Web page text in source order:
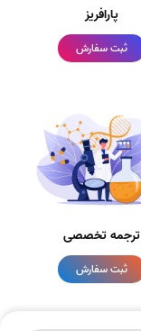
پارافریز
ثبت سفارش
ترجمه تخصصی
ثبت سفارش